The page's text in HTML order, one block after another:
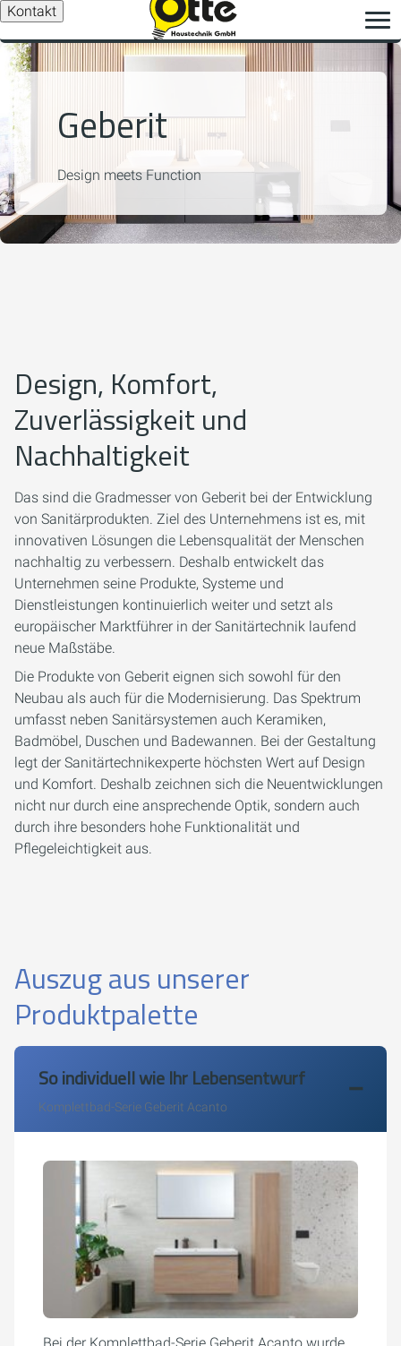
Kontakt
Geberit
Design meets Function
Design, Komfort,
Zuverlässigkeit und
Nachhaltigkeit
Das sind die Gradmesser von Geberit bei der Entwicklung
von Sanitärprodukten. Ziel des Unternehmens ist es, mit
innovativen Lösungen die Lebensqualität der Menschen
nachhaltig zu verbessern. Deshalb entwickelt das
Unternehmen seine Produkte, Systeme und
Dienstleistungen kontinuierlich weiter und setzt als
europäischer Marktführer in der Sanitärtechnik laufend
neue Maßstäbe.
Die Produkte von Geberit eignen sich sowohl für den
Neubau als auch für die Modernisierung. Das Spektrum
umfasst neben Sanitärsystemen auch Keramiken,
Badmöbel, Duschen und Badewannen. Bei der Gestaltung
legt der Sanitärtechnikexperte höchsten Wert auf Design
und Komfort. Deshalb zeichnen sich die Neuentwicklungen
nicht nur durch eine ansprechende Optik, sondern auch
durch ihre besonders hohe Funktionalität und
Pflegeleichtigkeit aus.
Auszug aus unserer
Produktpalette
So individuell wie Ihr Lebensentwurf
Komplettbad-Serie Geberit Acanto